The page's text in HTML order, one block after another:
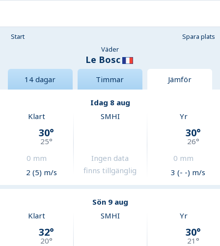
Start
Spara plats
Väder
Le Bosc
14 dagar Timmar Jämför
Idag 8 aug
Klart
30°
25°
0 mm
2 (5) m/s
SMHI
Ingen data
finns tillgänglig
Yr
30°
26°
0 mm
3 (- -) m/s
Sön 9 aug
Klart
32°
20°
SMHI Yr
30°
21°